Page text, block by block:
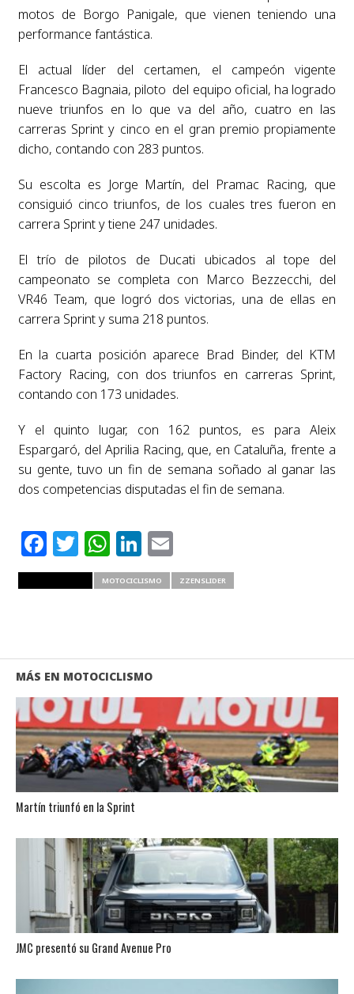
motos de Borgo Panigale, que vienen teniendo una
performance fantástica.
El actual líder del certamen, el campeón vigente
Francesco Bagnaia, piloto del equipo oficial, ha logrado
nueve triunfos en lo que va del año, cuatro en las
carreras Sprint y cinco en el gran premio propiamente
dicho, contando con 283 puntos.
Su escolta es Jorge Martín, del Pramac Racing, que
consiguió cinco triunfos, de los cuales tres fueron en
carrera Sprint y tiene 247 unidades.
El trío de pilotos de Ducati ubicados al tope del
campeonato se completa con Marco Bezzecchi, del
VR46 Team, que logró dos victorias, una de ellas en
carrera Sprint y suma 218 puntos.
En la cuarta posición aparece Brad Binder, del KTM
Factory Racing, con dos triunfos en carreras Sprint,
contando con 173 unidades.
Y el quinto lugar, con 162 puntos, es para Aleix
Espargaró, del Aprilia Racing, que, en Cataluña, frente a
su gente, tuvo un fin de semana soñado al ganar las
dos competencias disputadas el fin de semana.
Facebook
Twitter
WhatsApp
LinkedIn
Email
MOTOCICLISMO ZZENSLIDER
MÁS EN MOTOCICLISMO
Martín triunfó en la Sprint
JMC presentó su Grand Avenue Pro